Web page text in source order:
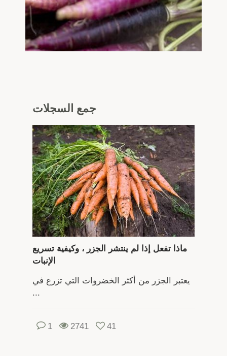
جمع السجلات
ماذا تفعل إذا لم ينتشر الجزر ، وكيفية تسريع
الإنبات
يعتبر الجزر من أكثر الخضروات التي تزرع في
...
1 2741 41